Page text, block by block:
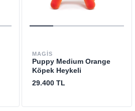
MAGIS
Puppy Medium Orange
Köpek Heykeli
29.400 TL